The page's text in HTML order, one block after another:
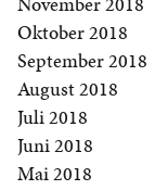
Oktober 2018
September 2018
August 2018
Juli 2018
Juni 2018
Mai 2018